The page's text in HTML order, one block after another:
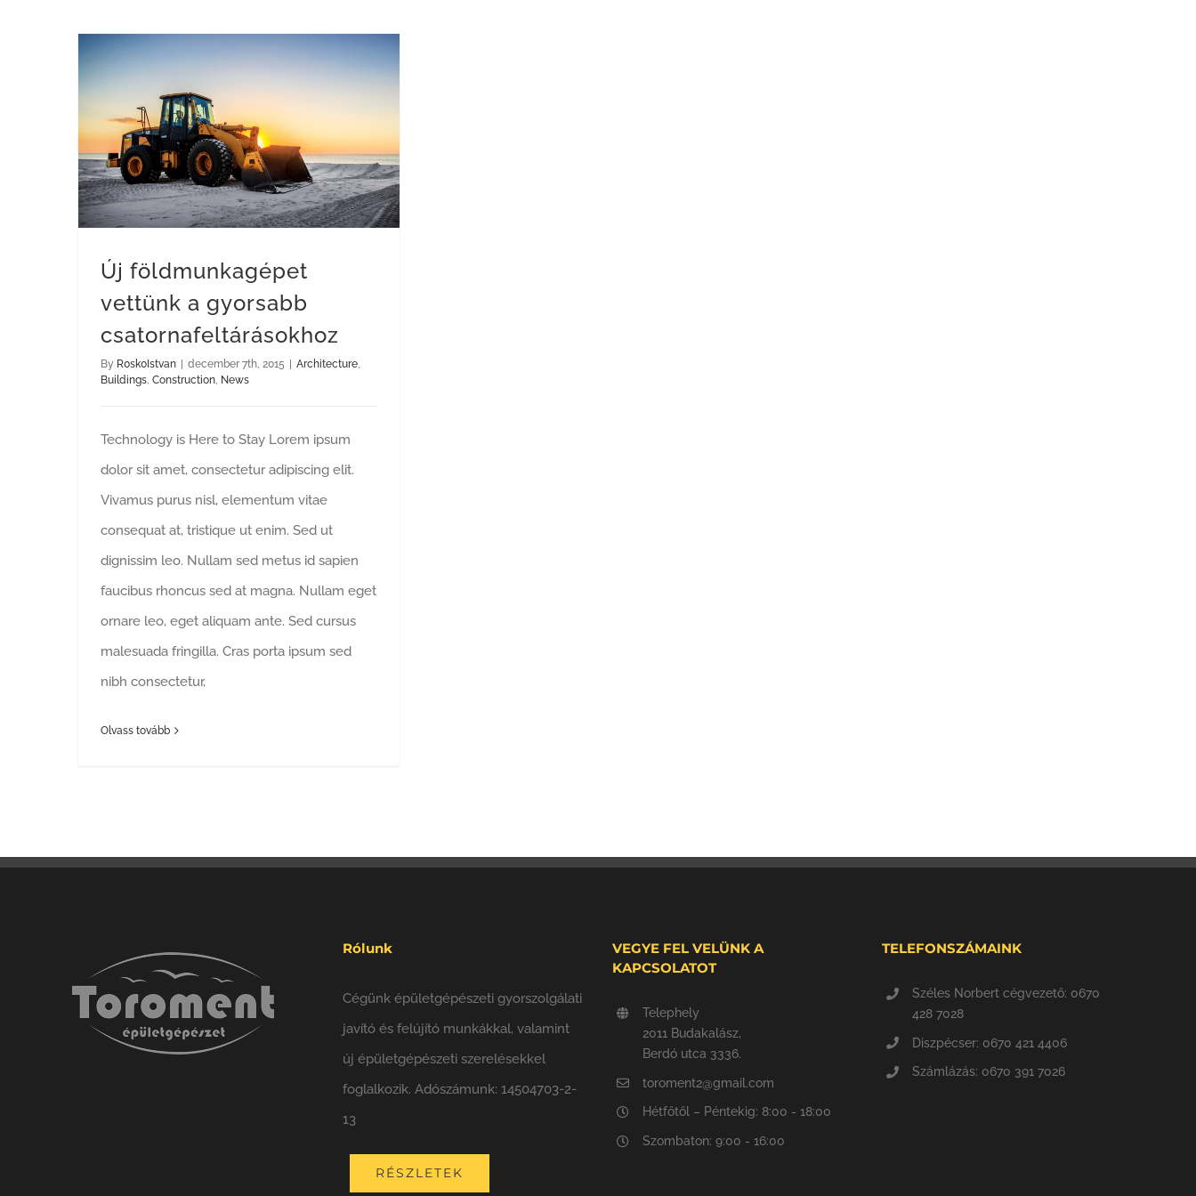
Új földmunkagépet
vettünk a gyorsabb
csatornafeltárásokhoz
By R0sk0Istvan | december 7th, 2015 | Architecture,
Buildings, Construction, News
Technology is Here to Stay Lorem ipsum
dolor sit amet, consectetur adipiscing elit.
Vivamus purus nisl, elementum vitae
consequat at, tristique ut enim. Sed ut
dignissim leo. Nullam sed metus id sapien
faucibus rhoncus sed at magna. Nullam eget
ornare leo, eget aliquam ante. Sed cursus
malesuada fringilla. Cras porta ipsum sed
nibh consectetur,
Olvass tovább
Rólunk
Cégünk épületgépészeti gyorszolgálati
javító és felújító munkákkal, valamint
új épületgépészeti szerelésekkel
foglalkozik. Adószámunk: 14504703-2-
13
RÉSZLETEK
VEGYE FEL VELÜNK A
KAPCSOLATOT
Telephely
2011 Budakalász,
Berdó utca 3336.
toroment2@gmail.com
Hétfőtől – Péntekig: 8:00 - 18:00
Szombaton: 9:00 - 16:00
TELEFONSZÁMAINK
Széles Norbert cégvezető: 0670
428 7028
Diszpécser: 0670 421 4406
Számlázás: 0670 391 7026